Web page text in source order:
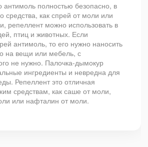
антимоль полностью безопасно, в
средства, как спрей от моли или
репеллент можно использовать в
птиц и животных. Если
антимоль, то его нужно наносить
на вещи или мебель, с
не нужно. Палочка-дымокур
ингредиенты и невредна для
Репеллент это отличная
средствам, как саше от моли,
или нафталин от моли.